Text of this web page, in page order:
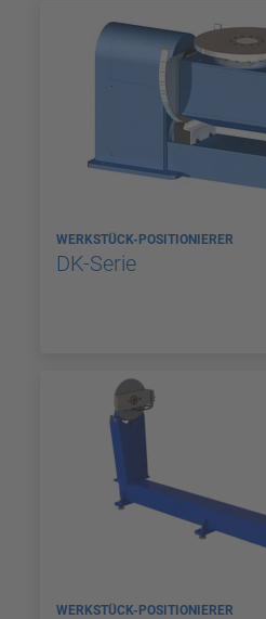
WERKSTÜCK-POSITIONIERER
DK-Serie
WERKSTÜCK-POSITIONIERER